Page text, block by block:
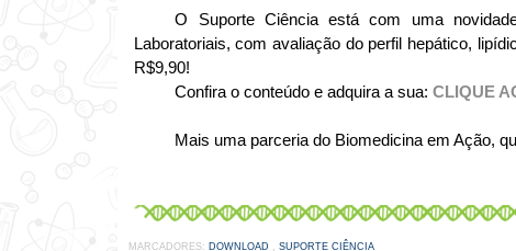
O Suporte Ciência está com uma
Laboratoriais, com avaliação do perfil hepático,
R$9,90!
Confira o conteúdo e adquira a sua:CLIQUE
Mais uma parceria do Biomedicina em Ação,
MARCADORES: DOWNLOAD SUPORTE CIÊNCIA